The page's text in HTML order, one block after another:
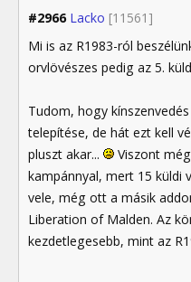
#2966 Lacko [11561]
Mi is az R1983-ról
orvlövészes pedig az 5.
Tudom, hogy
telepítése, de hát ezt kell
pluszt akar...
Viszont
kampánnyal, mert 15 küldi
vele, még ott a másik
Liberation of Malden. Az
kezdetlegesebb, mint az